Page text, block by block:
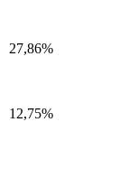
27,86%
12,75%